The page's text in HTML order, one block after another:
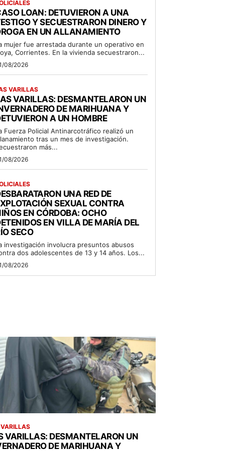
LOAN: DETUVIERON A UNA
Y SECUESTRARON DINERO Y
EN UN ALLANAMIENTO
mujer fue arrestada durante un operativo en
Corrientes. En la vivienda secuestraron...
08/2026
VARILLAS
VARILLAS: DESMANTELARON UN
DE MARIHUANA Y
A UN HOMBRE
Fuerza Policial Antinarcotráfico realizó un
tras un mes de investigación.
más...
08/2026
UNA RED DE
SEXUAL CONTRA
EN CÓRDOBA: OCHO
EN VILLA DE MARÍA DEL
SECO
investigación involucra presuntos abusos
dos adolescentes de 13 y 14 años. Los...
08/2026
VARILLAS: DESMANTELARON UN
DE MARIHUANA Y